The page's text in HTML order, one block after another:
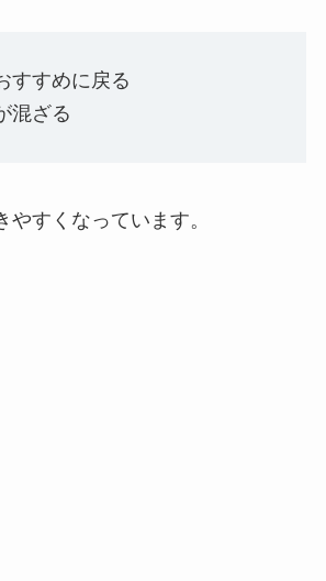
すすめに戻る
混ざる
やすくなっています。